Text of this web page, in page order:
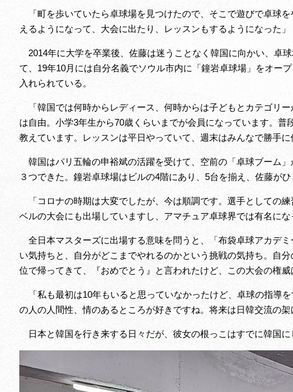
「町を歩いていたら卓球場を見つけたので、そこで遊びで卓球
えるようになって、大会に出たり、レッスンもするようになった」
2014年に大学を卒業後、佐藤は迷うことなく韓国に向かい、卓
て、19年10月には自分名義でソウル市内に「鐘岩卓球場」をオー
入れられている。
「韓国では何時からレディース、何時からは子どもとカテゴリ
は自由。小学3年生から70歳くらいまでが会員になっています。普
教えています。レッスンは平日やっていて、週末はみんなで勝手
韓国はパリ五輪の申裕斌の活躍を受けて、空前の「卓球ブーム
３つできた。鐘岩卓球場はビルの4階にあり、5台を揃え、佐藤がひ
「コロナの時期は大変でしたが、今は順調です。選手としての
ベルの大会にも出場していますし、アマチュア卓球界では有名に
全日本マスターズに出場する意味を問うと、「布袋卓球アカデ
い気持ちと、自分がどこまでやれるのかという挑戦の気持ち。自
位で帰ってきて、『おめでとう』と言われたけど、この大会の権
「私も最初は10年もいると思っていなかったけど、卓球の指導
の人の人間性、情のあるところが好きですね。将来は日韓交流の
日本と韓国を行き来する日々だが、彼女の根っこはすでに韓